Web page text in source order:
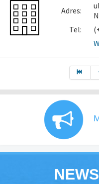
Adres:
N
Tel: